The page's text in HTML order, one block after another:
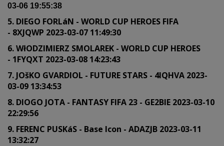
03-06 19:55:38
5. DIEGO FORLáN - WORLD CUP HEROES FIFA
- 8XJQWP 2023-03-07 11:49:30
6. WłODZIMIERZ SMOLAREK - WORLD CUP HEROES
- 1FYQXT 2023-03-08 14:23:43
7. JOšKO GVARDIOL - FUTURE STARS - 4IQHVA 2023-
03-09 13:34:53
8. DIOGO JOTA - FANTASY FIFA 23 - GE2BIE 2023-03-10
22:29:56
9. FERENC PUSKáS - Base Icon - ADAZJB 2023-03-11
13:32:27